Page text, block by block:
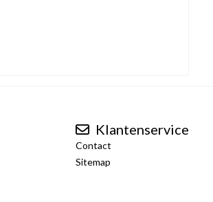
Klantenservice
Contact
Sitemap